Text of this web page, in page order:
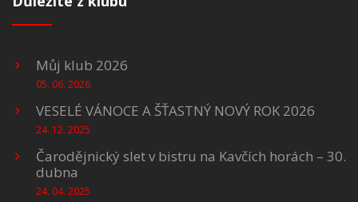
Můj klub 2026
05. 06. 2026
VESELÉ VÁNOCE A ŠŤASTNÝ NOVÝ ROK 2026
24. 12. 2025
Čarodějnický slet v bistru na Kavčích horách – 30.
dubna
24. 04. 2025